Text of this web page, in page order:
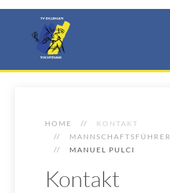
HOME
KONTAKT
MANNSCHAFTSFÜHRER
MANUEL PULCI
Kontakt